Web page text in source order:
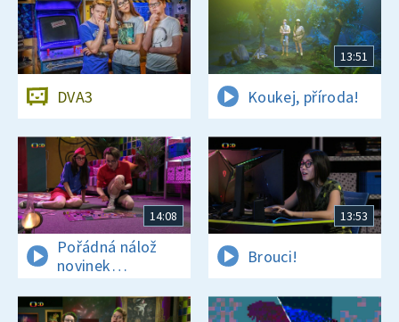
DVA3
13:51
Koukej, příroda!
14:08
Pořádná nálož
novinek
a zajímavostí
13:53
Brouci!